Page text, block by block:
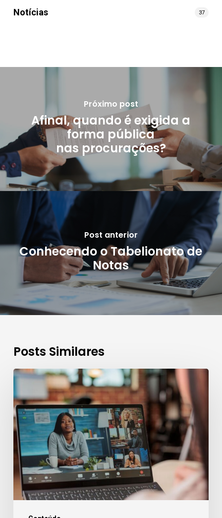
Notícias 37
Próximo post
Afinal, quando é exigida a
forma pública
nas procurações?
Post anterior
Conhecendo o Tabelionato de
Notas
Posts Similares
As
escrituras
por
videoconferência
e
seus
desafios